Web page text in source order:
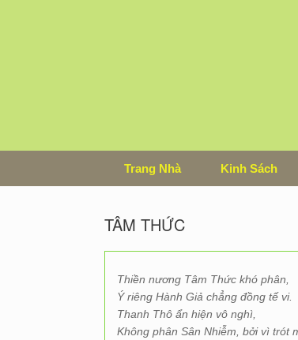
Trang Nhà Kinh Sách
TÂM THỨC
Thiền nương Tâm Thức khó phân,
Ý riêng Hành Giả chẳng đồng tế vi.
Thanh Thô ẩn hiện vô nghì,
Không phân Sân Nhiễm, bởi vì trót